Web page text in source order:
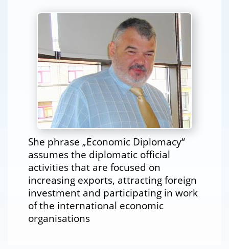
She phrase „Economic Diplomacy“
assumes the diplomatic official
activities that are focused on
increasing exports, attracting foreign
investment and participating in work
of the international economic
organisations